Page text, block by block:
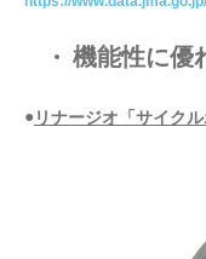
機能性に優
● リナージオ「サイク